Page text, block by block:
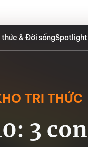
thức & Đời sốngSpotlight
TRI THỨC
3